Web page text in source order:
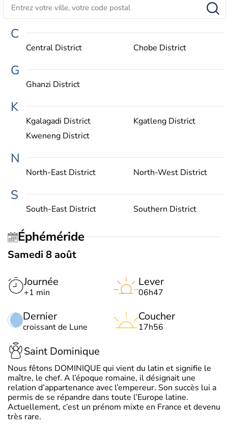
C
Central District Chobe District
G
Ghanzi District
K
Kgalagadi District
Kgatleng District
Kweneng District
N
North-East District North-West District
S
South-East District Southern District
Éphéméride
Samedi 8 août
Journée
+1 min
Dernier
croissant de Lune
Lever
06h47
Coucher
17h56
Saint Dominique
Nous fêtons DOMINIQUE qui vient du latin et signifie le
maître, le chef. A l’époque romaine, il désignait une
relation d’appartenance avec l’empereur. Son succès lui a
permis de se répandre dans toute l’Europe latine.
Actuellement, c’est un prénom mixte en France et devenu
très rare.